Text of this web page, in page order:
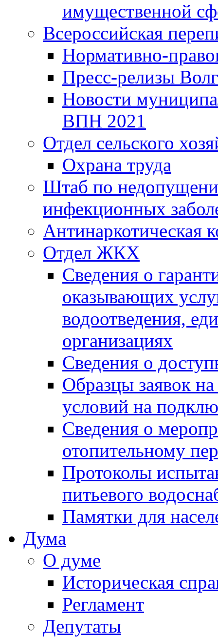
имущественной
Всероссийская
Нормативно-
Пресс-релизы
Новости
ВПН 2021
Отдел сельского
Охрана труда
Штаб по
инфекционных
Антинаркотическая
Отдел ЖКХ
Сведения о
оказывающих
водоотведения,
организациях
Сведения о
Образцы заявок
условий на
Сведения о
отопительному
Протоколы
питьевого
Памятки для
Дума
О думе
Историческая
Регламент
Депутаты